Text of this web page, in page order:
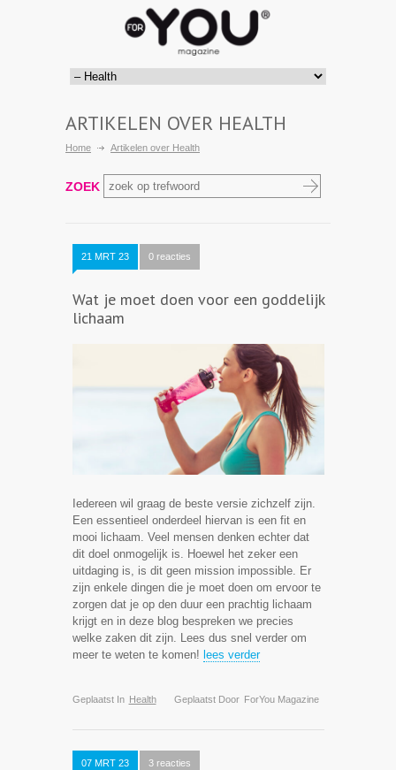
ARTIKELEN OVER HEALTH
Home Artikelen over Health
ZOEK
21 MRT 23 0 reacties
Wat je moet doen voor een goddelijk
lichaam
Iedereen wil graag de beste versie zichzelf zijn.
Een essentieel onderdeel hiervan is een fit en
mooi lichaam. Veel mensen denken echter dat
dit doel onmogelijk is. Hoewel het zeker een
uitdaging is, is dit geen mission impossible. Er
zijn enkele dingen die je moet doen om ervoor te
zorgen dat je op den duur een prachtig lichaam
krijgt en in deze blog bespreken we precies
welke zaken dit zijn. Lees dus snel verder om
meer te weten te komen! lees verder
Geplaatst In Health Geplaatst Door ForYou Magazine
07 MRT 23 3 reacties